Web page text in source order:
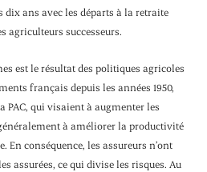
ans avec les départs à la retraite
agriculteurs successeurs.
est le résul­tat des politiques agricoles
français depuis les années 1950,
PAC, qui visaient à augmenter les
à améliorer la producti­vité
En conséquence, les assureurs n’ont
assurées, ce qui divise les risques. Au